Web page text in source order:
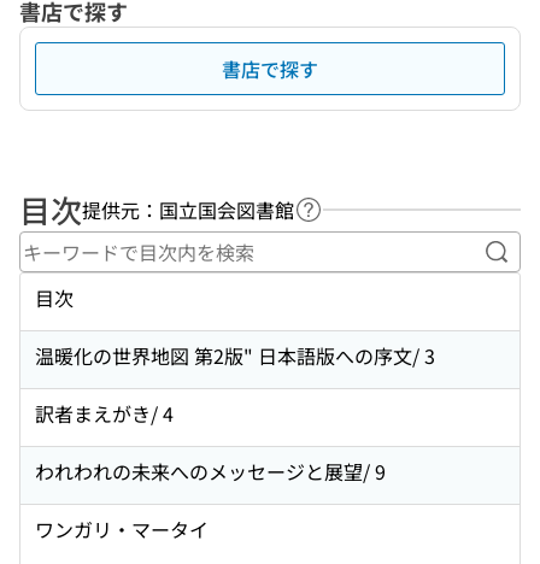
書店で探す
書店で探す
目次提供元：国立国会図書館 ヘルプページへのリンク
キ
目次
温暖化の世界地図 第2版" 日本語版への序文/ 3
訳者まえがき/ 4
われわれの未来へのメッセージと展望/ 9
ワンガリ・マータイ